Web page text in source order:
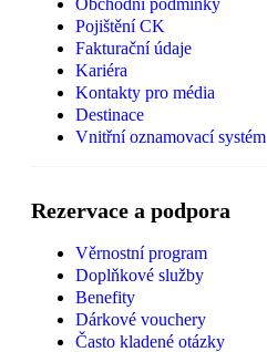
Obchodní podmínky
Pojištění CK
Fakturační údaje
Kariéra
Kontakty pro média
Destinace
Vnitřní oznamovací systém
Rezervace a podpora
Věrnostní program
Doplňkové služby
Benefity
Dárkové vouchery
Často kladené otázky